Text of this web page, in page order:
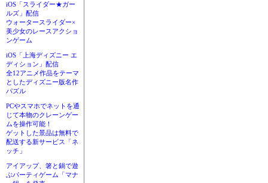
iOS「スライダー★ガー
ルズ」配信
ウォータースライダー×
美少女のレースアクショ
ンゲーム
iOS「上海ディズニー エ
ディション」配信
全12アニメ作品をテーマ
としたディズニー版名作
パズル
PCやスマホでネットを通
じて本物のクレーンゲー
ムを操作可能！
ゲットした景品は無料で
配送する新サービス「ネ
ッチ」
アイアップ、箸と鍋で遊
ぶパーティゲーム「マナ